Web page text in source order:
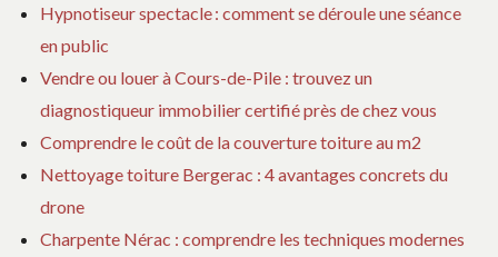
Hypnotiseur spectacle : comment se déroule une séance
en public
Vendre ou louer à Cours-de-Pile : trouvez un
diagnostiqueur immobilier certifié près de chez vous
Comprendre le coût de la couverture toiture au m2
Nettoyage toiture Bergerac : 4 avantages concrets du
drone
Charpente Nérac : comprendre les techniques modernes